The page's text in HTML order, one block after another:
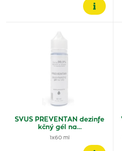
SVUS PREVENTAN dezinfe
kčný gél na…
1x60 ml